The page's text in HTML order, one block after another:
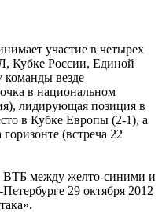
участие в четырех
Кубке России, Единой
везде
в национальном
лидирующая позиция в
в Кубке Европы (2-1), а
(встреча 22
ВТБ между желто-синими и
29 октября 2012